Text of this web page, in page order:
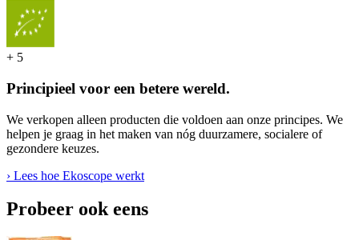
+ 5
Principieel voor een betere wereld.
We verkopen alleen producten die voldoen aan onze principes. We
helpen je graag in het maken van nóg duurzamere, socialere of
gezondere keuzes.
› Lees hoe Ekoscope werkt
Probeer ook eens